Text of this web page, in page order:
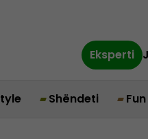
Eksperti
Shëndeti Fun